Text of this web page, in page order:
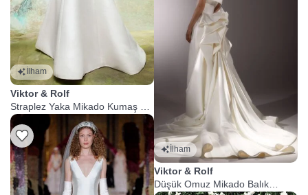
İlham
Viktor & Rolf
Straplez Yaka Mikado Kumaş A
Kesim Gelinlik
İlham
Viktor & Rolf
Düşük Omuz Mikado Balık